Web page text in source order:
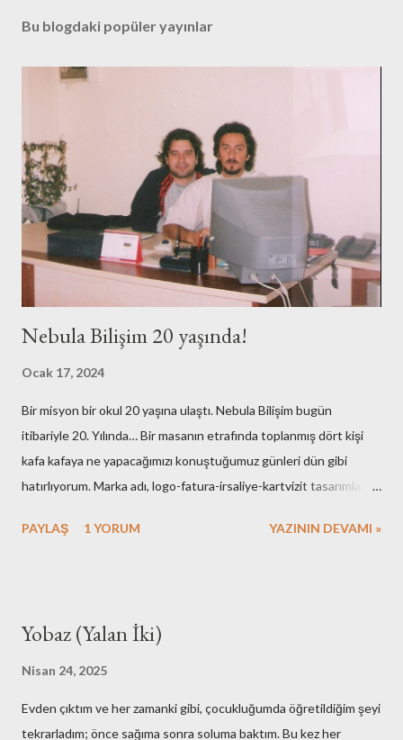
Bu blogdaki popüler yayınlar
Nebula Bilişim 20 yaşında!
Ocak 17, 2024
Bir misyon bir okul 20 yaşına ulaştı. Nebula Bilişim bugün
itibariyle 20. Yılında… Bir masanın etrafında toplanmış dört kişi
kafa kafaya ne yapacağımızı konuştuğumuz günleri dün gibi
hatırlıyorum. Marka adı, logo-fatura-irsaliye-kartvizit tasarımları,
gerekli resmi hazırlıklar. Neredeyse tüm işlemleri kendimiz yaptık.
taşıyışım ve aylarca onları kullandığımız hala hatırımda. Mesela
adam etmek için az çaba sarf etmedik. Mutfak gereçlerimizi temiz
PAYLAŞ 1 YORUM YAZININ DEVAMI »
Yobaz (Yalan İki)
Nisan 24, 2025
Evden çıktım ve her zamanki gibi, çocukluğumda öğretildiğim şeyi
tekrarladım; önce sağıma sonra soluma baktım. Bu kez her